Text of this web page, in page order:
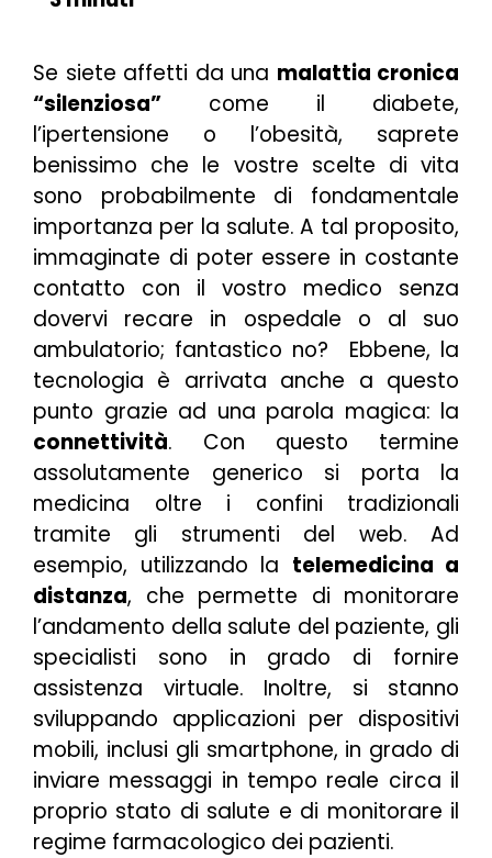
Se siete affetti da una malattia cronica
“silenziosa” come il diabete,
l’ipertensione o l’obesità, saprete
benissimo che le vostre scelte di vita
sono probabilmente di fondamentale
importanza per la salute. A tal proposito,
immaginate di poter essere in costante
contatto con il vostro medico senza
dovervi recare in ospedale o al suo
ambulatorio; fantastico no? Ebbene, la
tecnologia è arrivata anche a questo
punto grazie ad una parola magica: la
connettività. Con questo termine
assolutamente generico si porta la
medicina oltre i confini tradizionali
tramite gli strumenti del web. Ad
esempio, utilizzando la telemedicina a
distanza, che permette di monitorare
l’andamento della salute del paziente, gli
specialisti sono in grado di fornire
assistenza virtuale. Inoltre, si stanno
sviluppando applicazioni per dispositivi
mobili, inclusi gli smartphone, in grado di
inviare messaggi in tempo reale circa il
proprio stato di salute e di monitorare il
regime farmacologico dei pazienti.